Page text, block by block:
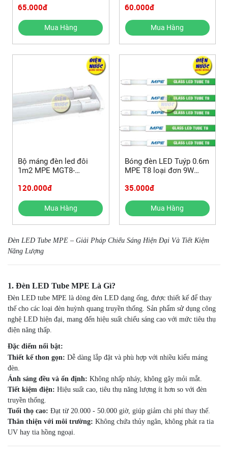
(MGT8120T)
65.000đ
Mua Hàng
(MGT8110T)
60.000đ
Mua Hàng
Bộ máng đèn led đôi
1m2 MPE MGT8-
(MGT8220T)
120.000đ
Mua Hàng
Bóng đèn LED Tuýp 0.6m
MPE T8 loại đơn 9W
(GT860T/GT860V)
35.000đ
Mua Hàng
Đèn LED Tube MPE – Giải Pháp Chiếu Sáng Hiện Đại Và Tiết Kiệm
Năng Lượng
1. Đèn LED Tube MPE Là Gì?
Đèn LED tube MPE là dòng đèn LED dạng ống, được thiết kế để thay
thế cho các loại đèn huỳnh quang truyền thống. Sản phẩm sử dụng công
nghệ LED hiện đại, mang đến hiệu suất chiếu sáng cao với mức tiêu thụ
điện năng thấp.
Đặc điểm nổi bật:
Thiết kế thon gọn: Dễ dàng lắp đặt và phù hợp với nhiều kiểu máng
đèn.
Ánh sáng đều và ổn định: Không nhấp nháy, không gây mỏi mắt.
Tiết kiệm điện: Hiệu suất cao, tiêu thụ năng lượng ít hơn so với đèn
truyền thống.
Tuổi thọ cao: Đạt từ 20.000 - 50.000 giờ, giúp giảm chi phí thay thế.
Thân thiện với môi trường: Không chứa thủy ngân, không phát ra tia
UV hay tia hồng ngoại.